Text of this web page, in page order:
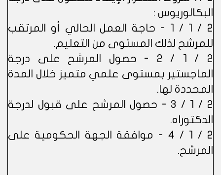
البكالوريوس :
2 / 1 / 1 - حاجة العمل الحالي أو المرتقب
للمرشح لذلك المستوى من التعليم.
2 / 1 / 2 - حصول المرشح على درجة
الماجستير بمستوى علمي متميز خلال المدة
المحددة لها.
2 / 1 / 3 - حصول المرشح على قبول لدرجة
الدكتوراه.
2 / 1 / 4 - موافقة الجهة الحكومية على
المرشح.